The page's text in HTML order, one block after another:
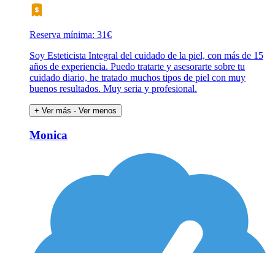
Reserva mínima: 31€
Soy Esteticista Integral del cuidado de la piel, con más de 15
años de experiencia. Puedo tratarte y asesorarte sobre tu
cuidado diario, he tratado muchos tipos de piel con muy
buenos resultados. Muy seria y profesional.
+ Ver más - Ver menos
Monica